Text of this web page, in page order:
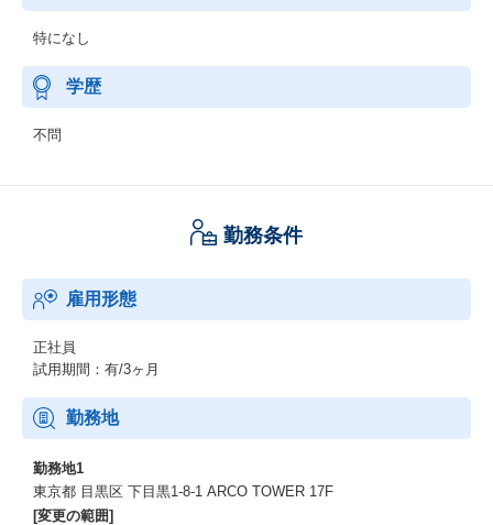
特になし
学歴
不問
勤務条件
雇用形態
正社員
試用期間：有/3ヶ月
勤務地
勤務地1
東京都 目黒区 下目黒1-8-1 ARCO TOWER 17F
[変更の範囲]